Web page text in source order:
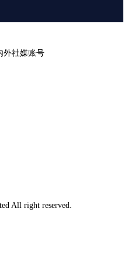
外社媒账号
All right reserved.